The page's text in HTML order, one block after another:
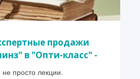
продажи
в "Опти-класс" -
не просто лекции.